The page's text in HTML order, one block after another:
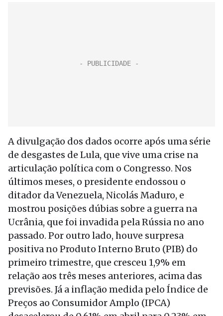
A divulgação dos dados ocorre após uma série
de desgastes de Lula, que vive uma crise na
articulação política com o Congresso. Nos
últimos meses, o presidente endossou o
ditador da Venezuela, Nicolás Maduro, e
mostrou posições dúbias sobre a guerra na
Ucrânia, que foi invadida pela Rússia no ano
passado. Por outro lado, houve surpresa
positiva no Produto Interno Bruto (PIB) do
primeiro trimestre, que cresceu 1,9% em
relação aos três meses anteriores, acima das
previsões. Já a inflação medida pelo Índice de
Preços ao Consumidor Amplo (IPCA)